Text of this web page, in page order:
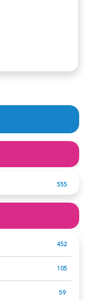
555
452
105
59